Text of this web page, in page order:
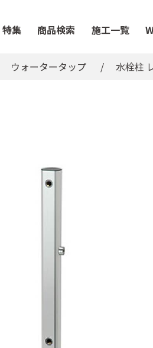
特集 商品検索 施工一覧
ウォータータップ 水栓柱